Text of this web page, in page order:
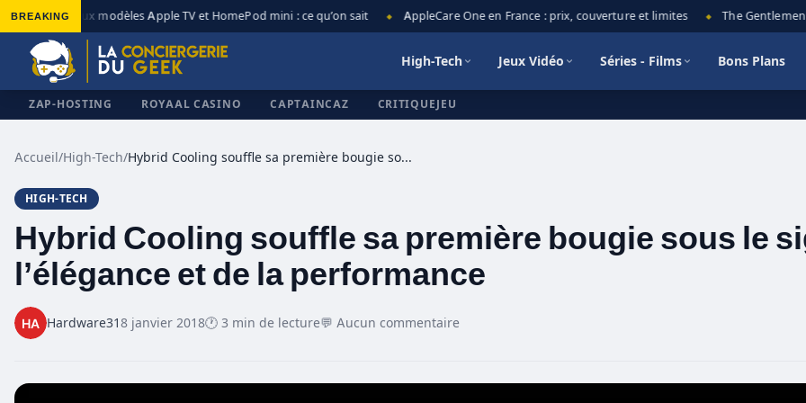
BREAKING
◆ Nouveaux modèles Apple TV et HomePod mini : ce qu’on sait AppleCare One en France : prix, couverture et limites The Gentlemen
High-Tech Jeux Vidéo Séries - Films Bons Plans
ZAP-HOSTING ROYAAL CASINO CAPTAINCAZ CRITIQUEJEU
Accueil/High-Tech/ Hybrid Cooling souffle sa première bougie sous le signe de l’élégance et de la performance
HIGH-TECH
Hybrid Cooling souffle sa première bougie sous le
l’élégance et de la performance
Hardware318 janvier 2018🕐 3 min de lecture💬 Aucun commentaire